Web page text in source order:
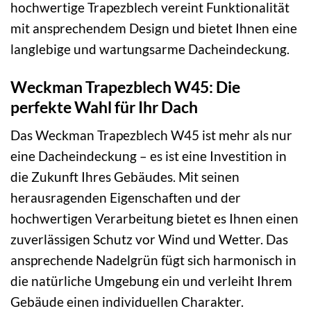
hochwertige Trapezblech vereint Funktionalität
mit ansprechendem Design und bietet Ihnen eine
langlebige und wartungsarme Dacheindeckung.
Weckman Trapezblech W45: Die
perfekte Wahl für Ihr Dach
Das Weckman Trapezblech W45 ist mehr als nur
eine Dacheindeckung – es ist eine Investition in
die Zukunft Ihres Gebäudes. Mit seinen
herausragenden Eigenschaften und der
hochwertigen Verarbeitung bietet es Ihnen einen
zuverlässigen Schutz vor Wind und Wetter. Das
ansprechende Nadelgrün fügt sich harmonisch in
die natürliche Umgebung ein und verleiht Ihrem
Gebäude einen individuellen Charakter.